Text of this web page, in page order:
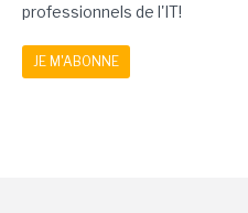
professionnels de l'IT!
JE M'ABONNE